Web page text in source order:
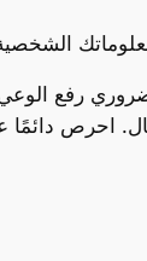
الضروري رفع